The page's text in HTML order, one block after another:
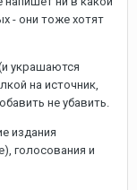
- они тоже хотят
украшаются
на источник,
не убавить.
издания
голосования и